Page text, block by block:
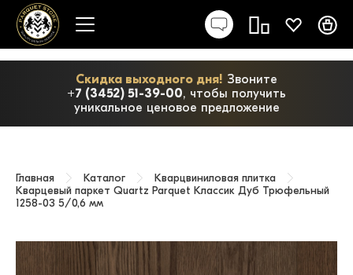
Скидка выходного дня! Звоните
+7 (3452) 51-39-00, чтобы получить
уникальное ценовое предложение
Главная Каталог
Кварцвиниловая плитка
Кварцевый паркет Quartz Parquet Классик Дуб Трюфельный
1258-03 5/0,6 мм